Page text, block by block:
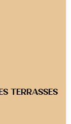
TERRASSES